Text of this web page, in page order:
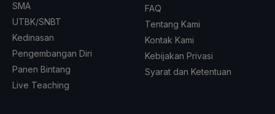
SMA
UTBK/SNBT
Kedinasan
Pengembangan Diri
Panen Bintang
Live Teaching
FAQ
Tentang Kami
Kontak Kami
Kebijakan Privasi
Syarat dan Ketentuan